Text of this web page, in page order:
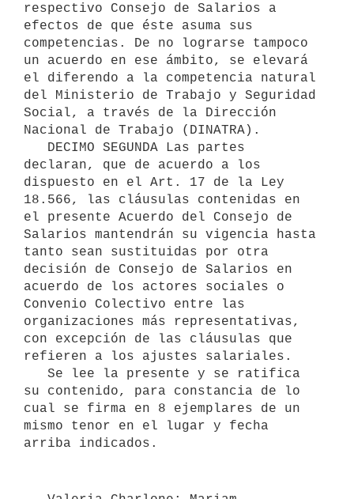
respectivo Consejo de Salarios a
efectos de que éste asuma sus
competencias. De no lograrse tampoco
un acuerdo en ese ámbito, se elevará
el diferendo a la competencia natural
del Ministerio de Trabajo y Seguridad
Social, a través de la Dirección
Nacional de Trabajo (DINATRA).
declaran, que de acuerdo a los
dispuesto en el Art. 17 de la Ley
18.566, las cláusulas contenidas en
el presente Acuerdo del Consejo de
Salarios mantendrán su vigencia hasta
tanto sean sustituidas por otra
decisión de Consejo de Salarios en
acuerdo de los actores sociales o
Convenio Colectivo entre las
organizaciones más representativas,
con excepción de las cláusulas que
refieren a los ajustes salariales.
su contenido, para constancia de lo
cual se firma en 8 ejemplares de un
mismo tenor en el lugar y fecha